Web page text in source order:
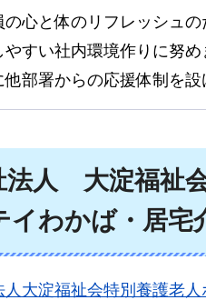
心と体のリフレッシュ
すい社内環境作りに努め
部署からの応援体制を設
法人 大淀福祉
イわかば・居宅
人大淀福祉会特別養護老